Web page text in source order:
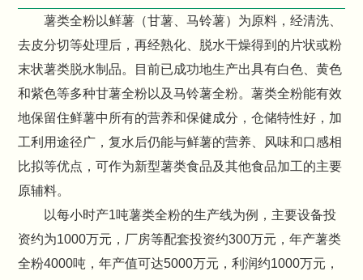
薯类全粉以鲜薯（甘薯、马铃薯）为原料，经清洗、
去皮分切等处理后，再经熟化、脱水干燥得到的片状或粉
末状薯类脱水制品。目前已成功地生产出具有白色、黄色
和紫色等多种甘薯全粉以及马铃薯全粉。薯类全粉能有效
地保留住鲜薯中所有的营养和保健成分，仓储特性好，加
工利用途径广，复水后仍能与鲜薯的营养、风味和口感相
比拟等优点，可作为新型薯类食品及其他食品加工的主要
原辅料。
以每小时产1吨薯类全粉的生产线为例，主要设备投
资约为1000万元，厂房等配套投资约300万元，年产薯类
全粉4000吨，年产值可达5000万元，利润约1000万元，